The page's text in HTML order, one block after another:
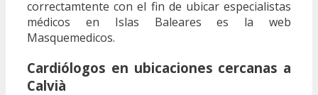
correctamtente con el fin de ubicar especialistas
médicos en Islas Baleares es la web
Masquemedicos.
Cardiólogos en ubicaciones cercanas a
Calvià